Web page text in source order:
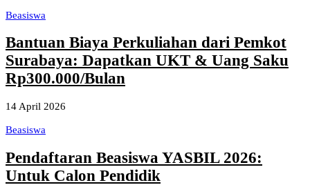
Beasiswa
Bantuan Biaya Perkuliahan dari Pemkot
Surabaya: Dapatkan UKT & Uang Saku
Rp300.000/Bulan
14 April 2026
Beasiswa
Pendaftaran Beasiswa YASBIL 2026:
Untuk Calon Pendidik